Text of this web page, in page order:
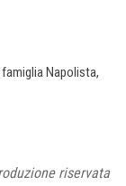
Napolista,
riservata